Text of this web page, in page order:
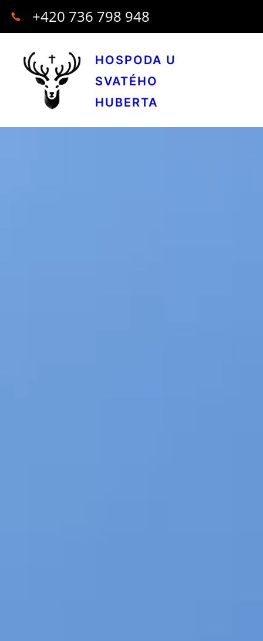
+420 736 798 948
HOSPODA U
SVATÉHO
HUBERTA